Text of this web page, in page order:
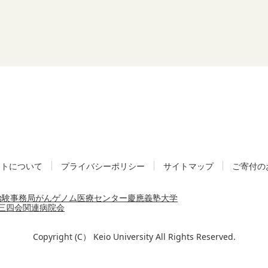
について プライバシーポリシー サイトマップ ご寄付
事務局がんゲノム医療センター慶應義塾大学
四会関連病院会
Copyright (C） Keio University All Rights Reserved.